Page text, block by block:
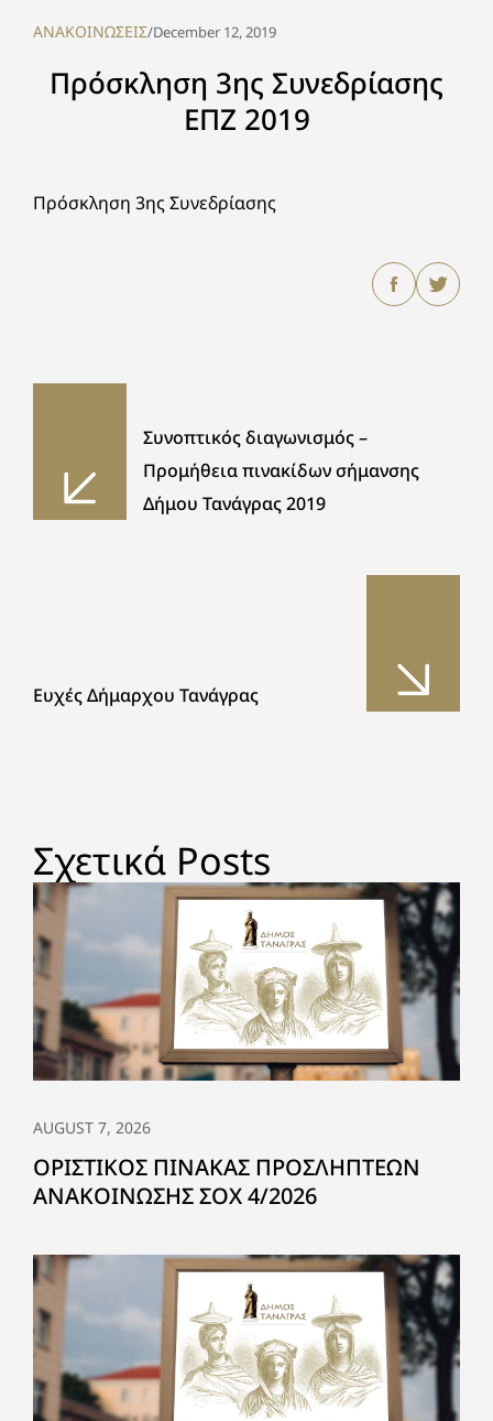
ΑΝΑΚΟΙΝΩΣΕΙΣ/December 12, 2019
Πρόσκληση 3ης Συνεδρίασης
ΕΠΖ 2019
Πρόσκληση 3ης Συνεδρίασης
Συνοπτικός διαγωνισμός –
Προμήθεια πινακίδων σήμανσης
Δήμου Τανάγρας 2019
Ευχές Δήμαρχου Τανάγρας
Σχετικά Posts
AUGUST 7, 2026
ΟΡΙΣΤΙΚΟΣ ΠΙΝΑΚΑΣ ΠΡΟΣΛΗΠΤΕΩΝ
ΑΝΑΚΟΙΝΩΣΗΣ ΣΟΧ 4/2026